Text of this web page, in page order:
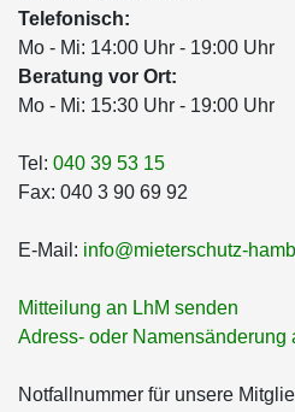
Telefonisch:
Mo - Mi: 14:00 Uhr - 19:00 Uhr
Beratung vor Ort:
Mo - Mi: 15:30 Uhr - 19:00 Uhr
Tel: 040 39 53 15
Fax: 040 3 90 69 92
E-Mail: info@mieterschutz-
Mitteilung an LhM senden
Adress- oder Namensänderung
Notfallnummer für unsere